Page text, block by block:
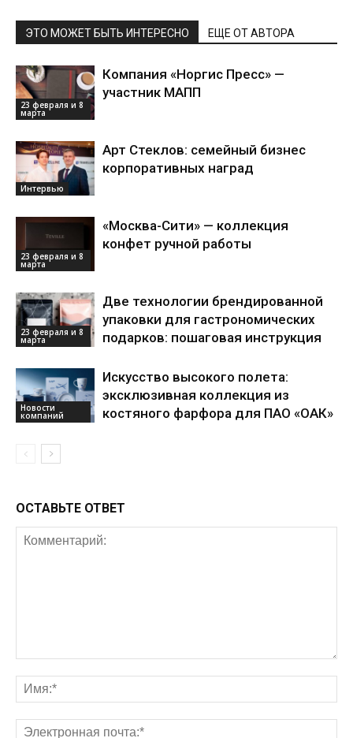
ЭТО МОЖЕТ БЫТЬ ИНТЕРЕСНО ЕЩЕ ОТ АВТОРА
23 февраля и 8
марта
Компания «Норгис Пресс» —
участник МАПП
Интервью
Арт Стеклов: семейный бизнес
корпоративных наград
23 февраля и 8
марта
«Москва-Сити» — коллекция
конфет ручной работы
23 февраля и 8
марта
Две технологии брендированной
упаковки для гастрономических
подарков: пошаговая инструкция
Новости
компаний
Искусство высокого полета:
эксклюзивная коллекция из
костяного фарфора для ПАО «ОАК»
ОСТАВЬТЕ ОТВЕТ